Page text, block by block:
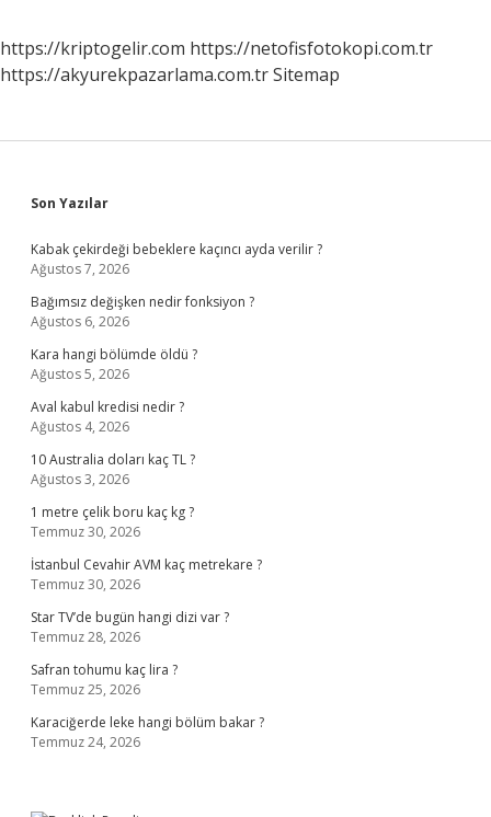
https://kriptogelir.com https://netofisfotokopi.com.tr
https://akyurekpazarlama.com.trSitemap
Sidebar
Son Yazılar
Kabak çekirdeği bebeklere kaçıncı ayda verilir ?
Ağustos 7, 2026
Bağımsız değişken nedir fonksiyon ?
Ağustos 6, 2026
Kara hangi bölümde öldü ?
Ağustos 5, 2026
Aval kabul kredisi nedir ?
Ağustos 4, 2026
10 Australia doları kaç TL ?
Ağustos 3, 2026
1 metre çelik boru kaç kg ?
Temmuz 30, 2026
İstanbul Cevahir AVM kaç metrekare ?
Temmuz 30, 2026
Star TV’de bugün hangi dizi var ?
Temmuz 28, 2026
Safran tohumu kaç lira ?
Temmuz 25, 2026
Karaciğerde leke hangi bölüm bakar ?
Temmuz 24, 2026